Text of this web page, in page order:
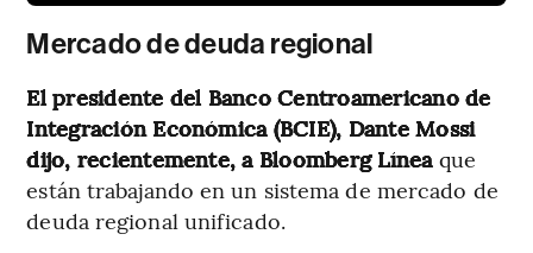
Mercado de deuda regional
El presidente del Banco Centroamericano de
Integración Económica (BCIE), Dante Mossi
dijo, recientemente, a Bloomberg Línea que
están trabajando en un sistema de mercado de
deuda regional unificado.